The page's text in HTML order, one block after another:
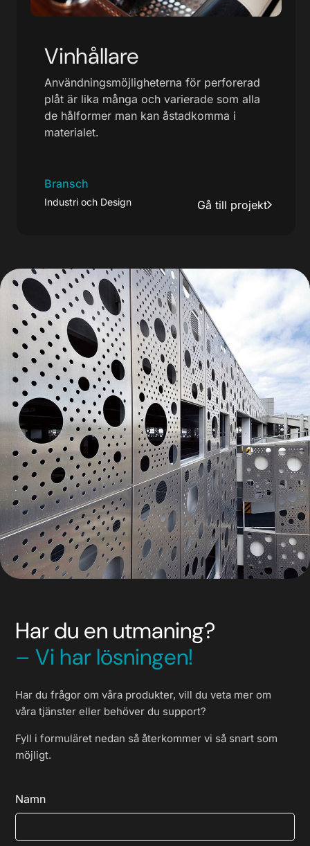
Vinhållare
Användningsmöjligheterna för perforerad
plåt är lika många och varierade som alla
de hålformer man kan åstadkomma i
materialet.
Bransch
Industri och Design Gå till projekt
Har du en utmaning?
– Vi har lösningen!
Har du frågor om våra produkter, vill du veta mer om
våra tjänster eller behöver du support?
Fyll i formuläret nedan så återkommer vi så snart som
möjligt.
Namn